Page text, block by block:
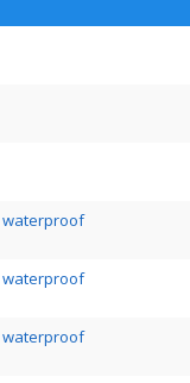
waterproof
waterproof
waterproof